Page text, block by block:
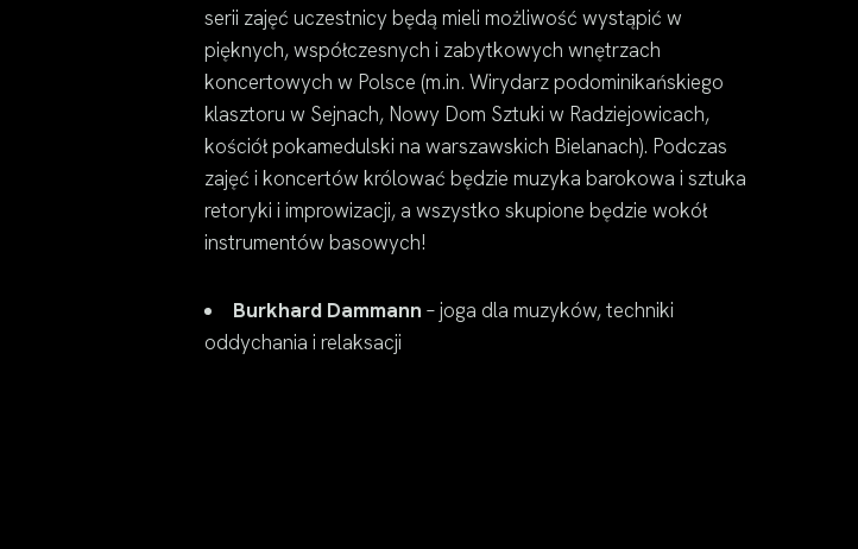
serii zajęć uczestnicy będą mieli możliwość wystąpić w
pięknych, współczesnych i zabytkowych wnętrzach
koncertowych w Polsce (m.in. Wirydarz podominikańskiego
klasztoru w Sejnach, Nowy Dom Sztuki w Radziejowicach,
kościół pokamedulski na warszawskich Bielanach). Podczas
zajęć i koncertów królować będzie muzyka barokowa i sztuka
retoryki i improwizacji, a wszystko skupione będzie wokół
instrumentów basowych!
Burkhard Dammann – joga dla muzyków, techniki
oddychania i relaksacji